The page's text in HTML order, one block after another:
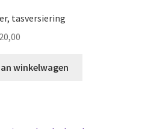
tasversiering
20,00
winkelwagen